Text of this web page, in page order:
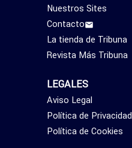
Nuestros Sites
Contacto
La tienda de Tribuna
Revista Más Tribuna
LEGALES
Aviso Legal
Política de Privacidad
Política de Cookies